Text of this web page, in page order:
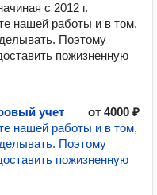
с 2012 г.
нашей работы и в том,
Поэтому
пожизненную
учет
от 4000 ₽
нашей работы и в том,
Поэтому
пожизненную